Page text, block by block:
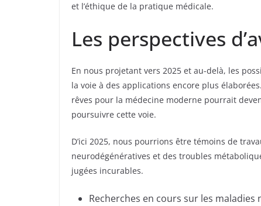
et l’éthique de la pratique médicale.
Les perspectives
En nous projetant vers 2025 et au-delà, les
la voie à des applications encore plus
rêves pour la médecine moderne pourrait
poursuivre cette voie.
D’ici 2025, nous pourrions être témoins de
neurodégénératives et des troubles
jugées incurables.
Recherches en cours sur les maladies